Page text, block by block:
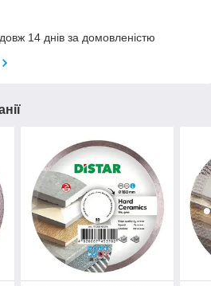
14 днів за домовленістю